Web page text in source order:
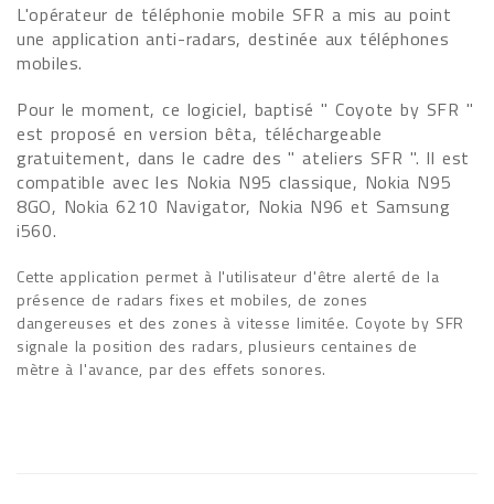
L'opérateur de téléphonie mobile SFR a mis au point
une application anti-radars, destinée aux téléphones
mobiles.
Pour le moment, ce logiciel, baptisé " Coyote by SFR "
est proposé en version bêta, téléchargeable
gratuitement, dans le cadre des " ateliers SFR ". Il est
compatible avec les Nokia N95 classique, Nokia N95
8GO, Nokia 6210 Navigator, Nokia N96 et Samsung
i560.
Cette application permet à l'utilisateur d'être alerté de la
présence de radars fixes et mobiles, de zones
dangereuses et des zones à vitesse limitée. Coyote by SFR
signale la position des radars, plusieurs centaines de
mètre à l'avance, par des effets sonores.